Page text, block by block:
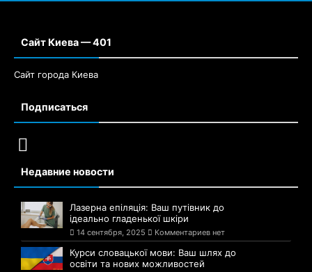
Сайт Киева — 401
Сайт города Киева
Подписаться
Недавние новости
Лазерна епіляція: Ваш путівник до
ідеально гладенької шкіри
14 сентября, 2025 Комментариев нет
Курси словацької мови: Ваш шлях до
освіти та нових можливостей